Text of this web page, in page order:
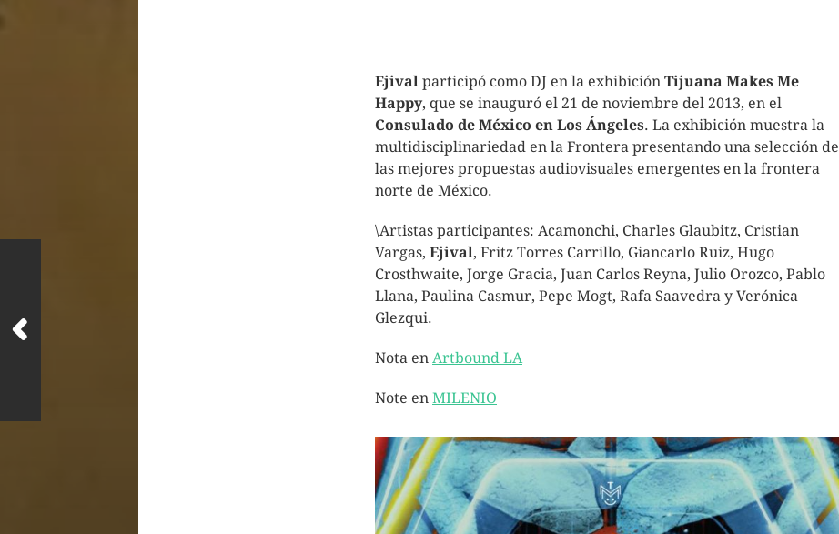
Ejival participó como DJ en la exhibición Tijuana Makes Me
Happy, que se inauguró el 21 de noviembre del 2013, en el
Consulado de México en Los Ángeles. La exhibición muestra la
multidisciplinariedad en la Frontera presentando una selección de
las mejores propuestas audiovisuales emergentes en la frontera
norte de México.
\Artistas participantes: Acamonchi, Charles Glaubitz, Cristian
Vargas, Ejival, Fritz Torres Carrillo, Giancarlo Ruiz, Hugo
Crosthwaite, Jorge Gracia, Juan Carlos Reyna, Julio Orozco, Pablo
Llana, Paulina Casmur, Pepe Mogt, Rafa Saavedra y Verónica
Glezqui.
Nota en Artbound LA
Note en MILENIO